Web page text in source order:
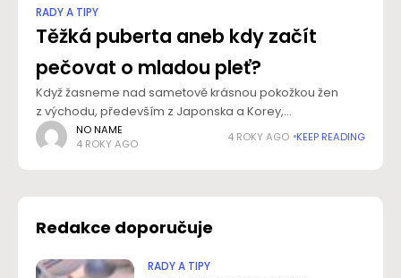
RADY A TIPY
Těžká puberta aneb kdy začít
pečovat o mladou pleť?
Když žasneme nad sametově krásnou pokožkou žen
z východu, především z Japonska a Korey,
zapomínáme většinou na to, že za jejich krásu nemohou
jen zázračné složky v kosmetice. Základní roli hraje
NO NAME
4 ROKY AGO
4 ROKY AGO KEEP READING
Redakce doporučuje
RADY A TIPY